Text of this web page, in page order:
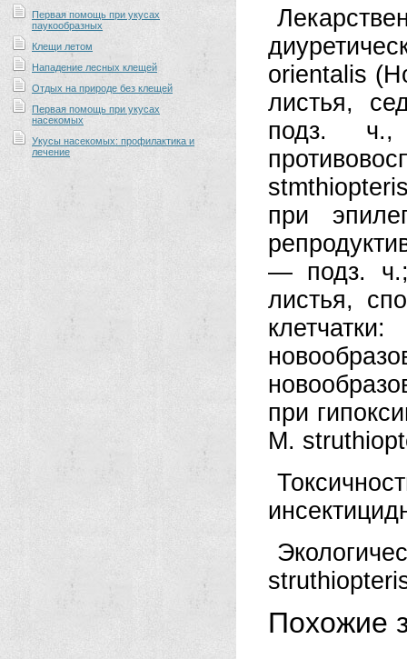
Первая помощь при укусах
паукообразных
Клещи летом
Нападение лесных клещей
Отдых на природе без клещей
Первая помощь при укусах
насекомых
Укусы насекомых: профилактика и
лечение
orientalis
листья,
подз. ч.,
при
— подз.
листья,
при
М.
Похожие